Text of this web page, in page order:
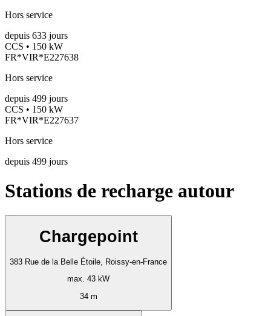
Hors service
depuis 633 jours
CCS • 150 kW
FR*VIR*E227638
Hors service
depuis 499 jours
CCS • 150 kW
FR*VIR*E227637
Hors service
depuis 499 jours
Stations de recharge autour
Chargepoint
383 Rue de la Belle Étoile, Roissy-en-France
max. 43 kW
34 m